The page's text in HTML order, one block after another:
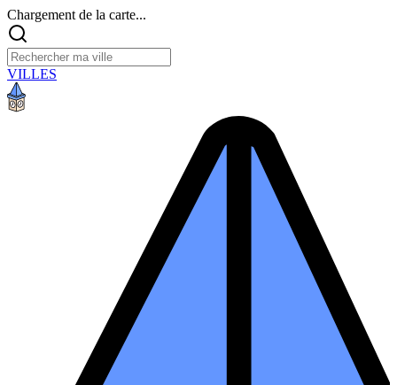
Chargement de la carte...
VILLES